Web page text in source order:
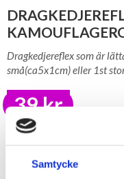
Samtycke
Dragkedjereflex som är
små(ca5x1cm) eller 1st
39 kr
BEVAKA